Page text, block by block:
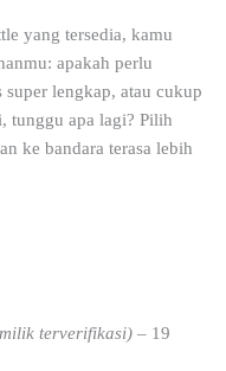
yang tersedia, kamu
apakah perlu
lengkap, atau cukup
tunggu apa lagi? Pilih
ke bandara terasa lebih
terverifikasi) – 19